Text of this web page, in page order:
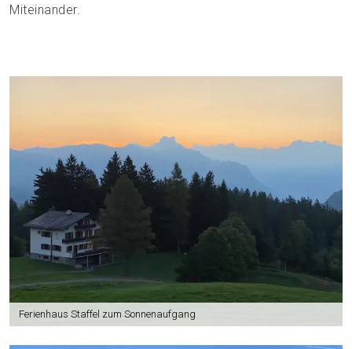
Miteinander.
Ferienhaus Staffel zum Sonnenaufgang